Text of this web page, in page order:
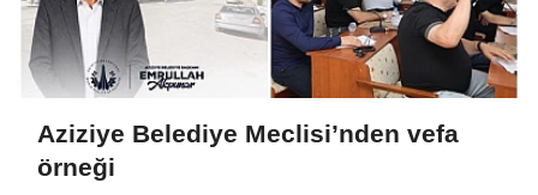
Aziziye Belediye Meclisi’nden vefa
örneği